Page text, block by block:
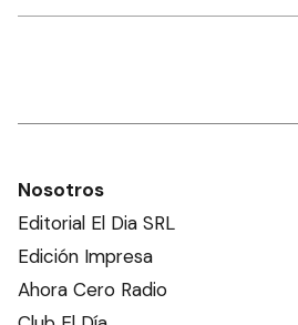
Nosotros
Editorial El Dia SRL
Edición Impresa
Ahora Cero Radio